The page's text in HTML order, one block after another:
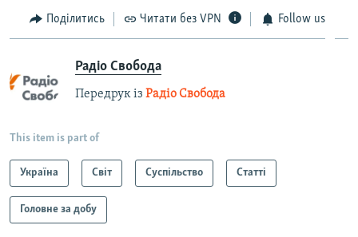
Поділитись Читати без VPN Follow us
Радіо Свобода
Передрук із Радіо Свобода
This item is part of
Україна Світ Суспільство Статті
Головне за добу